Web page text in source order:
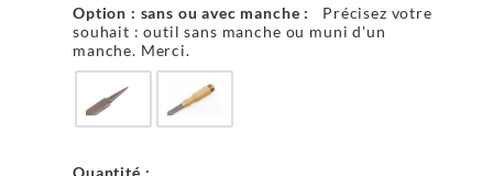
Option : sans ou avec manche :
Précisez votre
souhait : outil sans manche ou muni d'un
manche. Merci.
Quantité :